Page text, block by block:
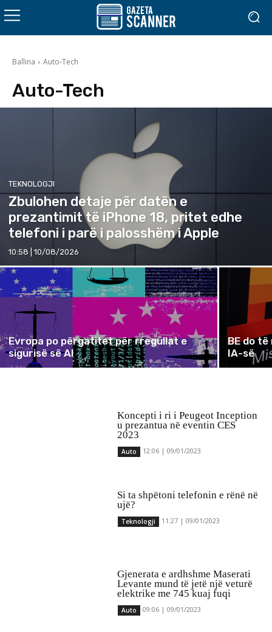
Ballina Auto-Tech
Auto-Tech
TEKNOLOGJI
Zbulohen detaje për datën e
prezantimit të iPhone 18, pritet edhe
telefoni i parë i palosshëm i Apple
10:58 | 10/08/2026
Evropa po përgatitet për rregullat e
sigurisë së AI
BE do
IA-së
Koncepti i ri i Peugeot Inception
u prezantua në eventin CES
2023
Auto 12:06 | 09/01/2023
Si ta shpëtoni telefonin e rënë në
ujë?
Teknologji 11:27 | 09/01/2023
Gjenerata e ardhshme Maserati
Levante mund të jetë një veturë
elektrike me 745 kuaj fuqi
Auto 09:06 | 09/01/2023